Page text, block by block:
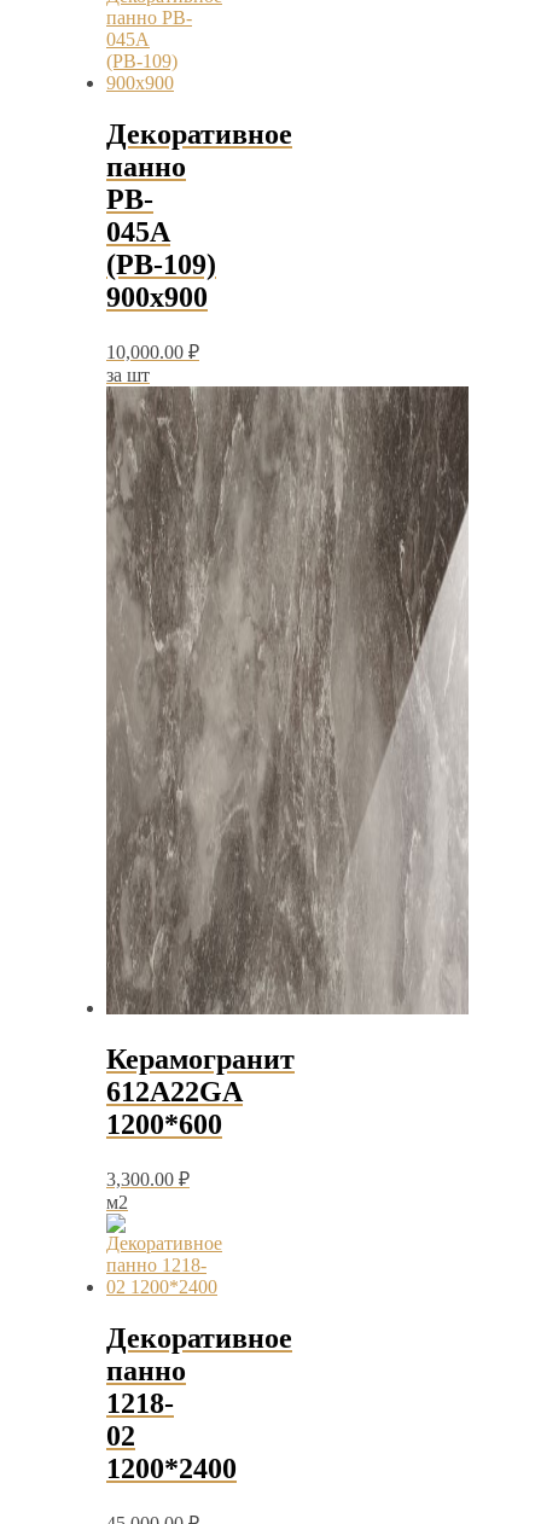
Декоративное
панно
PB-
045А
(РВ-109)
900х900
10,000.00 ₽
за шт
Керамогранит
612A22GA
1200*600
3,300.00 ₽
м2
Декоративное
панно
1218-
02
1200*2400